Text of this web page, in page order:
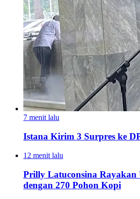
7 menit lalu
Istana Kirim 3 Surpres ke
12 menit lalu
Prilly Latuconsina Rayakan
dengan 270 Pohon Kopi